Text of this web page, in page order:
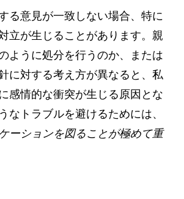
る意見が一致しない場合、特に
立が生じることがあります。親
ように処分を行うのか、または
に対する考え方が異なると、私
感情的な衝突が生じる原因とな
なトラブルを避けるためには、
ーションを図ることが極めて重